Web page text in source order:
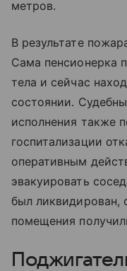
метров.
В результате
Сама пенсионерка
тела и сейчас
состоянии.
исполнения также
госпитализации
оперативным
эвакуировать
был ликвидирован,
помещения